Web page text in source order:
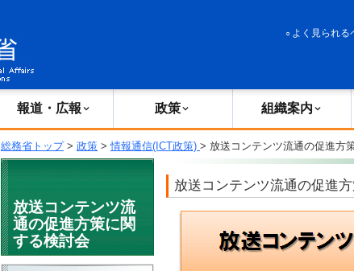
よく見られる
報道・広報 政策 組織案内
総務省トップ> 政策 >情報通信(ICT政策) > 放送コンテンツ流通の促進方
放送コンテンツ流通の促進
放送コンテンツ流
通の促進方策に関
する検討会